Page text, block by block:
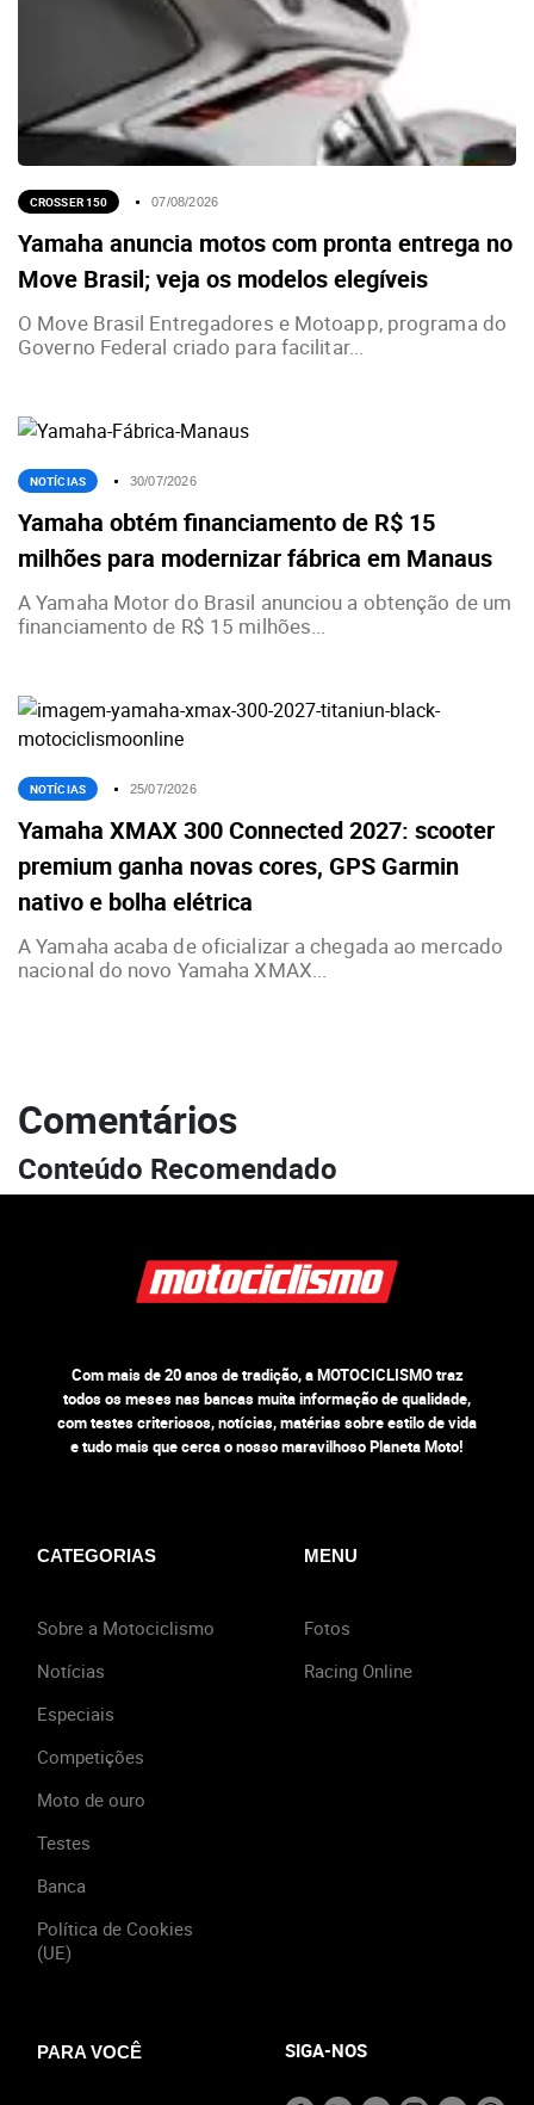
CROSSER 150 07/08/2026
Yamaha anuncia motos com pronta entrega no
Move Brasil; veja os modelos elegíveis
O Move Brasil Entregadores e Motoapp, programa do
Governo Federal criado para facilitar...
NOTÍCIAS 30/07/2026
Yamaha obtém financiamento de R$ 15
milhões para modernizar fábrica em Manaus
A Yamaha Motor do Brasil anunciou a obtenção de um
financiamento de R$ 15 milhões...
NOTÍCIAS 25/07/2026
Yamaha XMAX 300 Connected 2027: scooter
premium ganha novas cores, GPS Garmin
nativo e bolha elétrica
A Yamaha acaba de oficializar a chegada ao mercado
nacional do novo Yamaha XMAX...
Comentários
Conteúdo Recomendado
Com mais de 20 anos de tradição, a MOTOCICLISMO traz
todos os meses nas bancas muita informação de qualidade,
com testes criteriosos, notícias, matérias sobre estilo de vida
e tudo mais que cerca o nosso maravilhoso Planeta Moto!
CATEGORIAS
Sobre a Motociclismo
Notícias
Especiais
Competições
Moto de ouro
Testes
Banca
Política de Cookies
(UE)
MENU
Fotos
Racing Online
PARA VOCÊ SIGA-NOS